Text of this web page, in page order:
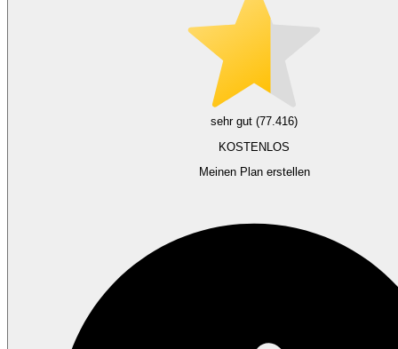
sehr gut (77.416)
KOSTENLOS
Meinen Plan erstellen